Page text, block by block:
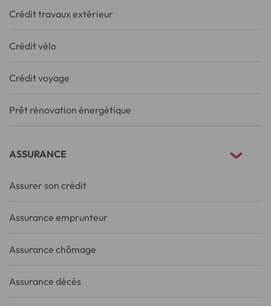
Crédit travaux extérieur
Crédit vélo
Crédit voyage
Prêt rénovation énergétique
ASSURANCE
Assurer son crédit
Assurance emprunteur
Assurance chômage
Assurance décès